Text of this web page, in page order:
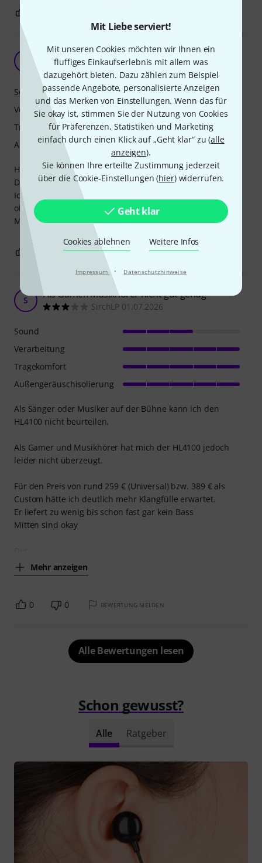
Mit Liebe serviert!
Mit unseren Cookies möchten wir Ihnen ein
fluffiges Einkaufserlebnis mit allem was
dazugehört bieten. Dazu zählen zum Beispiel
passende Angebote, personalisierte Anzeigen
und das Merken von Einstellungen. Wenn das für
Sie okay ist, stimmen Sie der Nutzung von Cookies
für Präferenzen, Statistiken und Marketing
einfach durch einen Klick auf „Geht klar“ zu (alle
anzeigen).
Sie können Ihre erteilte Zustimmung jederzeit
über die Cookie-Einstellungen (hier) widerrufen.
Geht klar
Cookies ablehnen Weitere Infos
Impressum · Datenschutzhinweise
Sicher ein guter Hörer
PROton Music 15.06.2025
Hatte vorher den EasyUp, der klang für mich besser.
Dieser Hörer zerrt im Gesangs Frequenz Bereich.
Ich schicke ihn zurück und probiere mich preislich nach
oben.
Mal schauen, ob es für mich besser wird.
Sound
Verarbeitung
Tragekomfort
Außengeräuschisolierung
0 BEWERTUNG MELDEN
S Als Gamer/Musikhörer nicht gut genug
SirchLP 01.07.2026
Als Sänger oder Musiker auf der Bühne kann ich den
HL4100 nicht beurteilen.
Als Gamer und Musikhörer hat mich der HL4100 jedoch
leider nicht überzeugt.
Für den Preis von rund 259 € (Universal) bzw. 389 € als
Custom hätte ich deutlich mehr Klangfülle erwartet.
Er liefert zu wenig bis schon fast gar kein Bass
Mitten sind okay
Mehr anzeigen
Sound
Verarbeitung
Tragekomfort
Außengeräuschisolierung
0 0 BEWERTUNG MELDEN
Alle Bewertungen lesen
Schon gewusst?
Alle Ratgeber